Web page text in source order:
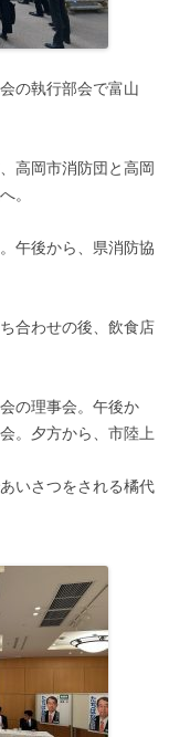
の執行部会で富山
高岡市消防団と高岡
。
午後から、県消防協
合わせの後、飲食店
の理事会。午後か
。夕方から、市陸上
いさつをされる橘代